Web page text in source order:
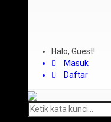
Halo, Guest!
Masuk
Daftar